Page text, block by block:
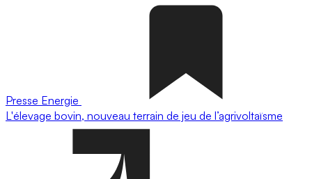
Presse Energie
L'élevage bovin, nouveau terrain de jeu de l’agrivoltaïsme